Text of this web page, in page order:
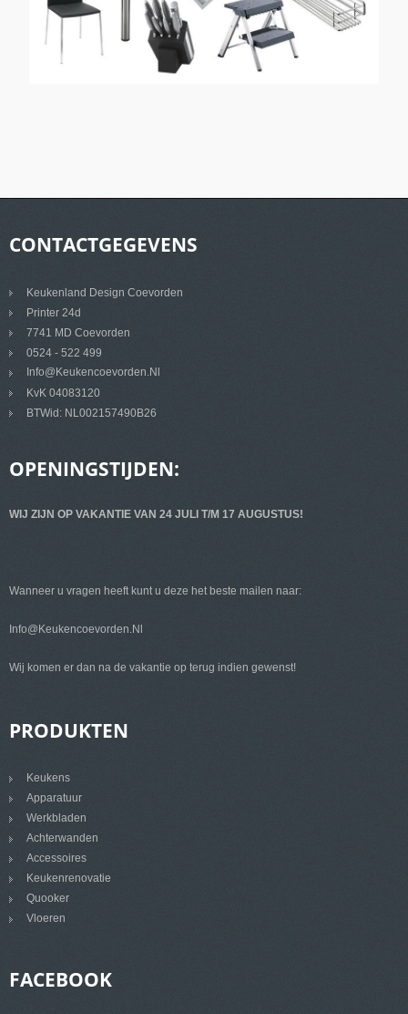
CONTACTGEGEVENS
Keukenland Design Coevorden
Printer 24d
7741 MD Coevorden
0524 - 522 499
Info@keukencoevorden.nl
KvK 04083120
BTWid: NL002157490B26
OPENINGSTIJDEN:
WIJ ZIJN OP VAKANTIE VAN 24 JULI T/M 17 AUGUSTUS!
Wanneer u vragen heeft kunt u deze het beste mailen naar:
Info@keukencoevorden.nl
Wij komen er dan na de vakantie op terug indien gewenst!
PRODUKTEN
Keukens
Apparatuur
Werkbladen
Achterwanden
Accessoires
Keukenrenovatie
Quooker
Vloeren
FACEBOOK